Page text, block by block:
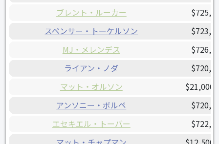
ブレント・ルーカー
スペンサー・トーケルソン
MJ・メレンデス
ライアン・ノダ
マット・オルソン
アンソニー・ボルペ
エセキエル・トーバー